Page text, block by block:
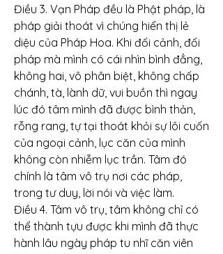
Điều 3. Vạn Pháp đều là Phật pháp, là
pháp giải thoát vì chúng hiển thị lẻ
diệu của Pháp Hoa. Khi đối cảnh, đối
pháp mà mình có cái nhìn bình đẳng,
không hai, vô phân biệt, không chấp
chánh, tà, lành dữ, vui buồn thì ngay
lúc đó tâm mình đã được bình thản,
rỗng rang, tự tại thoát khỏi sự lôi cuốn
của ngoại cảnh, lục căn của mình
không còn nhiễm lục trần. Tâm đó
chính là tâm vô trụ nơi các pháp,
trong tư duy, lời nói và việc làm.
Điều 4. Tâm vô trụ, tâm không chỉ có
thể thành tựu được khi mình đã thực
hành lâu ngày pháp tu nhĩ căn viên